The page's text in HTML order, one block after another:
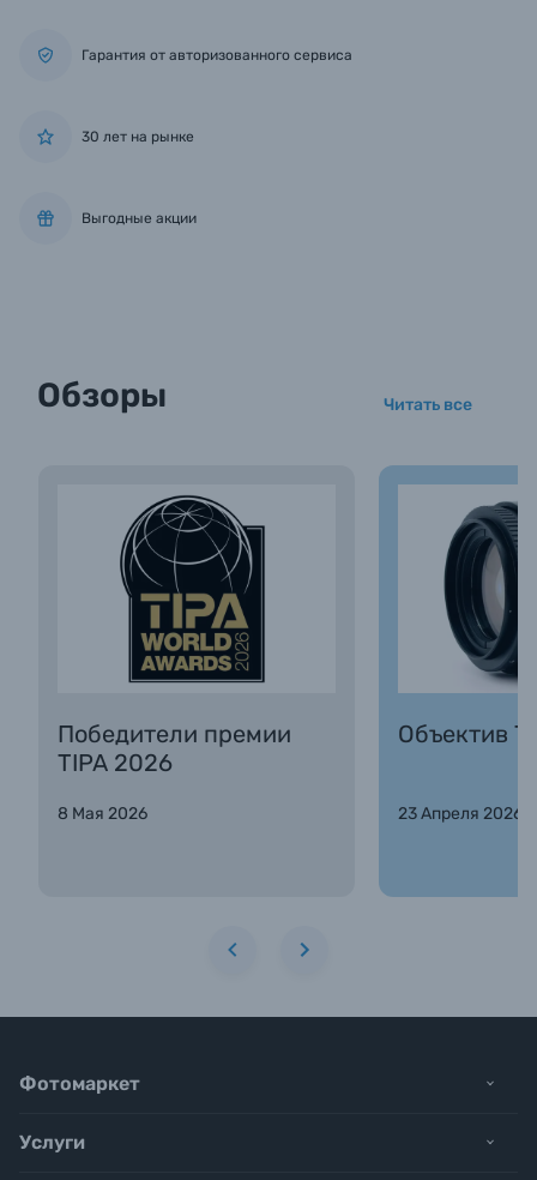
Гарантия от авторизованного сервиса
30 лет на рынке
Выгодные акции
Обзоры Читать все
Победители премии
TIPA 2026
8 Мая 2026
Объектив
23 Апреля 2026
Фотомаркет
Услуги